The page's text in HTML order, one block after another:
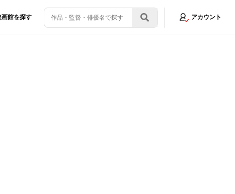
画館を探す アカウント
のショーン』監督が最新作の秘密を語り尽くす！＜写真30点＞